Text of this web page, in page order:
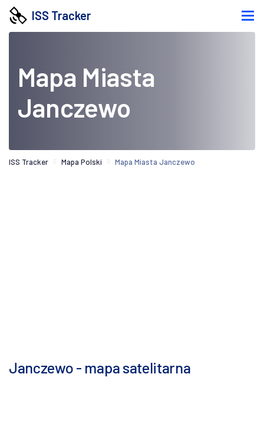
ISS Tracker
Mapa Miasta
Janczewo
ISS Tracker Mapa Polski Mapa Miasta Janczewo
Janczewo - mapa satelitarna